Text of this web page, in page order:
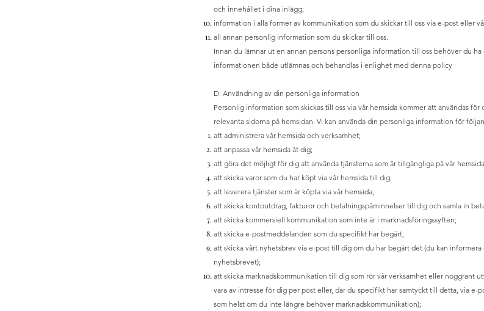
och innehållet i dina inlägg;
information i alla former av kommunikation som du skickar till oss via e-post eller
all annan personlig information som du skickar till oss.
Innan du lämnar ut en annan persons personliga information till oss behöver du
informationen både utlämnas och behandlas i enlighet med denna policy
D. Användning av din personliga information
Personlig information som skickas till oss via vår hemsida kommer att användas
relevanta sidorna på hemsidan. Vi kan använda din personliga information för
att administrera vår hemsida och verksamhet;
att anpassa vår hemsida åt dig;
att göra det möjligt för dig att använda tjänsterna som är tillgängliga på vår
att skicka varor som du har köpt via vår hemsida till dig;
att leverera tjänster som är köpta via vår hemsida;
att skicka kontoutdrag, fakturor och betalningspåminnelser till dig och samla in
att skicka kommersiell kommunikation som inte är i marknadsföringssyften;
att skicka e-postmeddelanden som du specifikt har begärt;
att skicka vårt nyhetsbrev via e-post till dig om du har begärt det (du kan
nyhetsbrevet);
att skicka marknadskommunikation till dig som rör vår verksamhet eller noggrant
vara av intresse för dig per post eller, där du specifikt har samtyckt till detta, via
som helst om du inte längre behöver marknadskommunikation);